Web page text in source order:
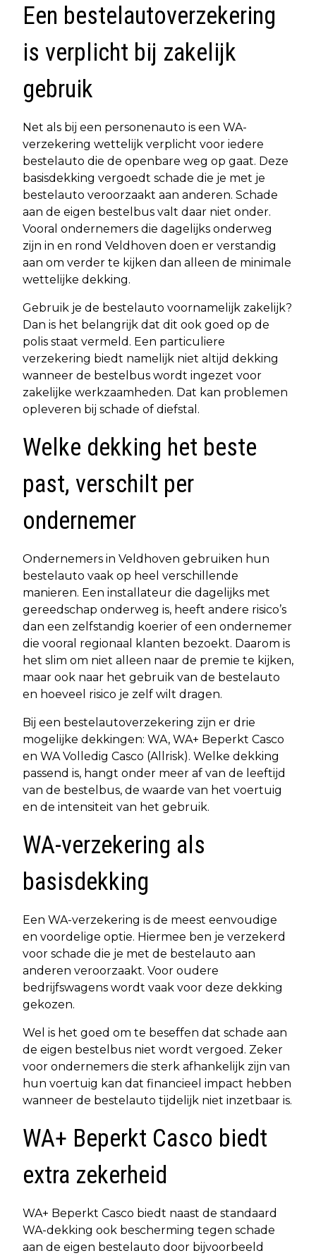
Een bestelautoverzekering
is verplicht bij zakelijk
gebruik
Net als bij een personenauto is een WA-
verzekering wettelijk verplicht voor iedere
bestelauto die de openbare weg op gaat. Deze
basisdekking vergoedt schade die je met je
bestelauto veroorzaakt aan anderen. Schade
aan de eigen bestelbus valt daar niet onder.
Vooral ondernemers die dagelijks onderweg
zijn in en rond Veldhoven doen er verstandig
aan om verder te kijken dan alleen de minimale
wettelijke dekking.
Gebruik je de bestelauto voornamelijk zakelijk?
Dan is het belangrijk dat dit ook goed op de
polis staat vermeld. Een particuliere
verzekering biedt namelijk niet altijd dekking
wanneer de bestelbus wordt ingezet voor
zakelijke werkzaamheden. Dat kan problemen
opleveren bij schade of diefstal.
Welke dekking het beste
past, verschilt per
ondernemer
Ondernemers in Veldhoven gebruiken hun
bestelauto vaak op heel verschillende
manieren. Een installateur die dagelijks met
gereedschap onderweg is, heeft andere risico’s
dan een zelfstandig koerier of een ondernemer
die vooral regionaal klanten bezoekt. Daarom is
het slim om niet alleen naar de premie te kijken,
maar ook naar het gebruik van de bestelauto
en hoeveel risico je zelf wilt dragen.
Bij een bestelautoverzekering zijn er drie
mogelijke dekkingen: WA, WA+ Beperkt Casco
en WA Volledig Casco (Allrisk). Welke dekking
passend is, hangt onder meer af van de leeftijd
van de bestelbus, de waarde van het voertuig
en de intensiteit van het gebruik.
WA-verzekering als
basisdekking
Een WA-verzekering is de meest eenvoudige
en voordelige optie. Hiermee ben je verzekerd
voor schade die je met de bestelauto aan
anderen veroorzaakt. Voor oudere
bedrijfswagens wordt vaak voor deze dekking
gekozen.
Wel is het goed om te beseffen dat schade aan
de eigen bestelbus niet wordt vergoed. Zeker
voor ondernemers die sterk afhankelijk zijn van
hun voertuig kan dat financieel impact hebben
wanneer de bestelauto tijdelijk niet inzetbaar is.
WA+ Beperkt Casco biedt
extra zekerheid
WA+ Beperkt Casco biedt naast de standaard
WA-dekking ook bescherming tegen schade
aan de eigen bestelauto door bijvoorbeeld